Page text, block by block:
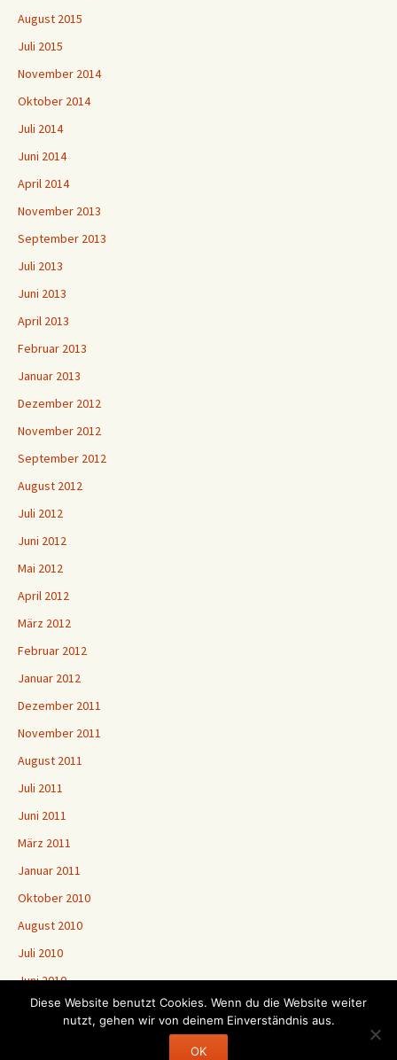
August 2015
Juli 2015
November 2014
Oktober 2014
Juli 2014
Juni 2014
April 2014
November 2013
September 2013
Juli 2013
Juni 2013
April 2013
Februar 2013
Januar 2013
Dezember 2012
November 2012
September 2012
August 2012
Juli 2012
Juni 2012
Mai 2012
April 2012
März 2012
Februar 2012
Januar 2012
Dezember 2011
November 2011
August 2011
Juli 2011
Juni 2011
März 2011
Januar 2011
Oktober 2010
August 2010
Juli 2010
Juni 2010
Stolz präsentiert von WordPress
Diese Website benutzt Cookies. Wenn du die Website weiter
nutzt, gehen wir von deinem Einverständnis aus.
OK